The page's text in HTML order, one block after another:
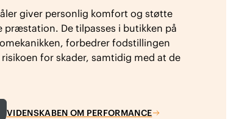
giver personlig komfort og støtte
De tilpasses i butikken på
forbedrer fodstillingen
for skader, samtidig med at de
VIDENSKABEN OM PERFORMANCE